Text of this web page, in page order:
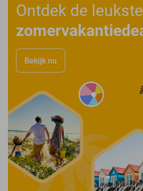
Ontdek de leukste
Bekijk nu